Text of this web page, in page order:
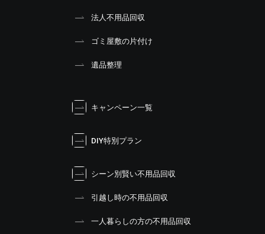
法人不用品回収
ゴミ屋敷の片付け
遺品整理
キャンペーン一覧
DIY特別プラン
シーン別賢い不用品回収
引越し時の不用品回収
一人暮らしの方の不用品回収